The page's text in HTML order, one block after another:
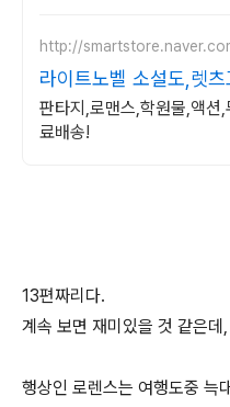
http://
라이트노벨 소설도,렛츠
판타지,로맨스,학원물,액션
료배송!
13편짜리다.
계속 보면 재미있을 것 같은
행상인 로렌스는 여행도중 늑